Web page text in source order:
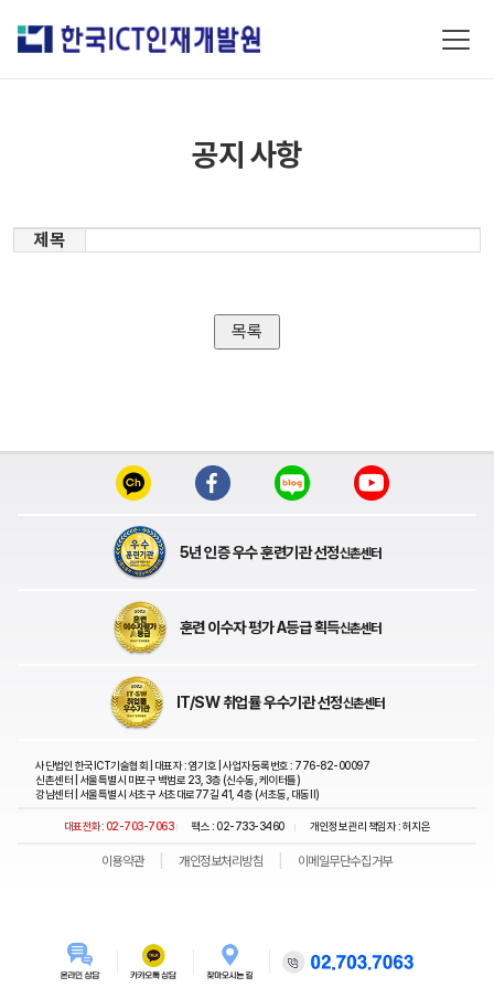
공지 사항
제목
목록
5년 인증 우수 훈련기관 선정신촌센터
훈련 이수자 평가 A등급 획득신촌센터
IT/SW 취업률 우수기관 선정신촌센터
사단법인 한국ICT기술협회 | 대표자 : 염기호 | 사업자등록번호 : 776-82-00097
신촌센터 | 서울특별시 마포구 백범로 23, 3층 (신수동, 케이터틀)
강남센터 | 서울특별시 서초구 서초대로77길 41, 4층 (서초동, 대동Ⅱ)
대표전화: 02-703-7063 | 팩스 : 02-733-3460 | 개인정보관리 책임자 : 허지은
이용약관 개인정보처리방침 이메일무단수집거부